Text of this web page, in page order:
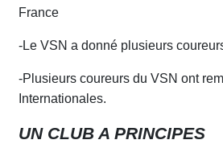
France
-Le VSN a donné plusieurs
-Plusieurs coureurs du VSN ont
Internationales.
UN CLUB A PRINCIPES